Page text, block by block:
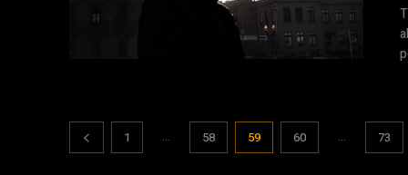
1 ... 58 59 60 ... 73